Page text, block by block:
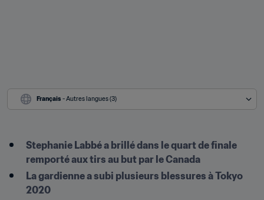
Français - Autres langues (3)
Stephanie Labbé a brillé dans le quart de finale
remporté aux tirs au but par le Canada
La gardienne a subi plusieurs blessures à Tokyo
2020